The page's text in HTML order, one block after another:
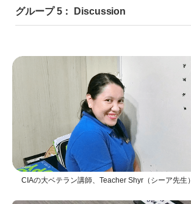
グループ 5： Discussion
CIAの大ベテラン講師、Teacher Shyr（シーア先生）